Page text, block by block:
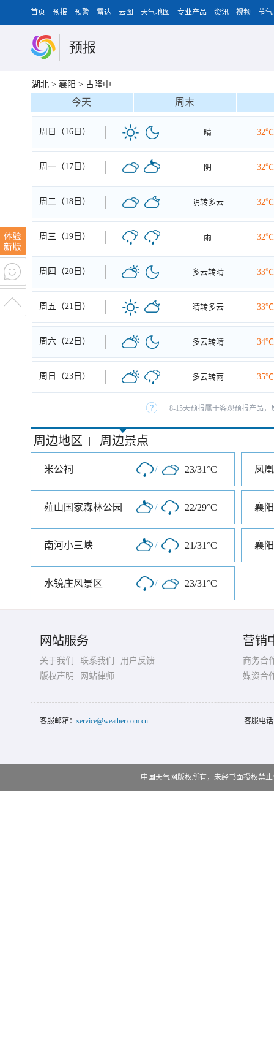
首页 预报 预警 雷达 云图 天气地图 专业产品 资讯 视频 节气
预报
湖北 > 襄阳 > 古隆中
今天 周末
周日（16日） 晴 32℃
周一（17日） 阴 32℃
周二（18日） 阴转多云 32℃
周三（19日） 雨 32℃
周四（20日） 多云转晴 33℃
周五（21日） 晴转多云 33℃
周六（22日） 多云转晴 34℃
周日（23日） 多云转雨 35℃
8-15天预报属于客观预报产品
周边地区 | 周边景点
米公祠 / 23/31°C 凤
薤山国家森林公园 / 22/29°C 襄
南河小三峡 / 21/31°C 襄
水镜庄风景区 / 23/31°C
网站服务
关于我们 联系我们
用户反馈
版权声明
网站律师
营销
商务合
媒资合
客服邮箱： service@weather.com.cn 客服电
中国天气网版权所有，未经书面授权